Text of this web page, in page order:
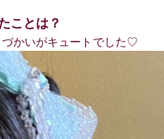
ことは？
かいがキュートでした♡